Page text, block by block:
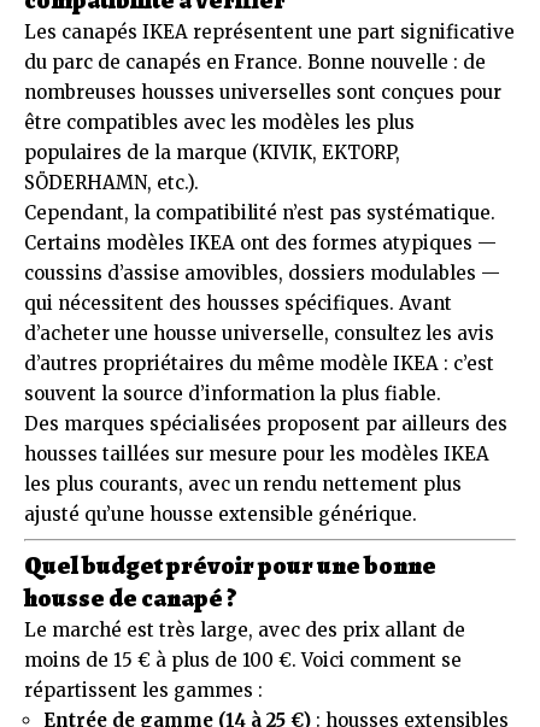
Les canapés IKEA représentent une part significative
du parc de canapés en France. Bonne nouvelle : de
nombreuses housses universelles sont conçues pour
être compatibles avec les modèles les plus
populaires de la marque (KIVIK, EKTORP,
SÖDERHAMN, etc.).
Cependant, la compatibilité n’est pas systématique.
Certains modèles IKEA ont des formes atypiques —
coussins d’assise amovibles, dossiers modulables —
qui nécessitent des housses spécifiques. Avant
d’acheter une housse universelle, consultez les avis
d’autres propriétaires du même modèle IKEA : c’est
souvent la source d’information la plus fiable.
Des marques spécialisées proposent par ailleurs des
housses taillées sur mesure pour les modèles IKEA
les plus courants, avec un rendu nettement plus
ajusté qu’une housse extensible générique.
Quel budget prévoir pour une bonne
housse de canapé ?
Le marché est très large, avec des prix allant de
moins de 15 € à plus de 100 €. Voici comment se
répartissent les gammes :
Entrée de gamme (14 à 25 €) : housses extensibles